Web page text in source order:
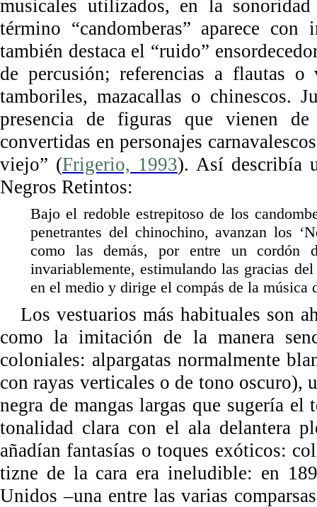
musicales utilizados, en la
término “candomberas” aparece
también destaca el “ruido”
de percusión; referencias a flautas
tamboriles, mazacallas o chinescos.
presencia de figuras que vienen
convertidas en personajes
viejo” (Frigerio, 1993). Así describía
Negros Retintos:
Bajo el redoble estrepitoso de los
penetrantes del chinochino, avanzan los
como las demás, por entre un cordón
invariablemente, estimulando las gracias
en el medio y dirige el compás de la
Los vestuarios más habituales son
como la imitación de la manera
coloniales: alpargatas normalmente
con rayas verticales o de tono oscuro),
negra de mangas largas que sugería
tonalidad clara con el ala delantera
añadían fantasías o toques exóticos:
tizne de la cara era ineludible: en
Unidos –una entre las varias